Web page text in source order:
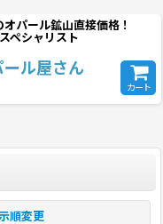
パール鉱山直接価格！
ペシャリスト
ル屋さん
カート
順変更